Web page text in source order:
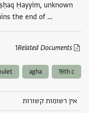
Ḥayyim, unknown
the end of …
Related Documents
1
19th c
agha
אין רשומות קשורות